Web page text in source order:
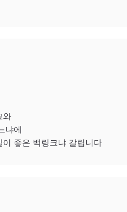
와
냐에
좋은 백링크냐 갈립니다